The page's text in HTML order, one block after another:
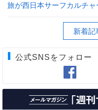
旅が西日本サーフカルチャ
新着記
公式SNSをフォロー